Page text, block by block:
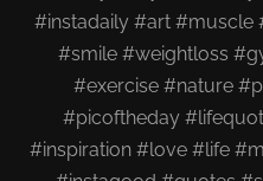
#instadaily #art #muscle
#smile #weightloss
#exercise #nature
#picoftheday
#inspiration #love #life